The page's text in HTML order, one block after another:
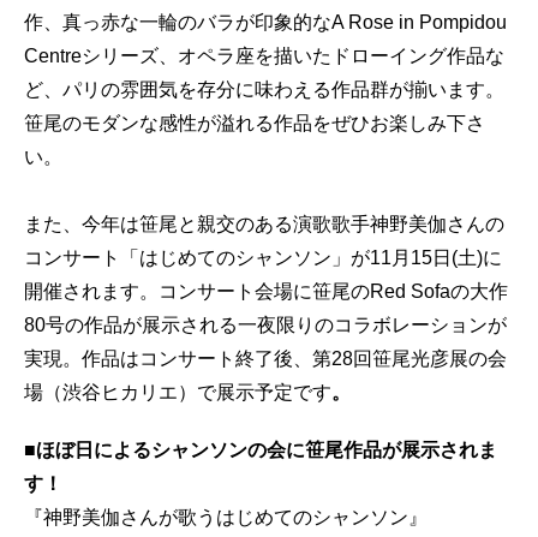
作、真っ赤な一輪のバラが印象的なA Rose in Pompidou
Centreシリーズ、オペラ座を描いたドローイング作品な
ど、パリの雰囲気を存分に味わえる作品群が揃います。
笹尾のモダンな感性が溢れる作品をぜひお楽しみ下さ
い。
また、今年は笹尾と親交のある演歌歌手神野美伽さんの
コンサート「はじめてのシャンソン」が11月15日(土)に
開催されます。コンサート会場に笹尾のRed Sofaの大作
80号の作品が展示される一夜限りのコラボレーションが
実現。作品はコンサート終了後、第28回笹尾光彦展の会
場（渋谷ヒカリエ）で展示予定です。
■ほぼ日によるシャンソンの会に笹尾作品が展示されま
す！
『神野美伽さんが歌うはじめてのシャンソン』